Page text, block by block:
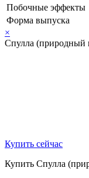
Побочные эффекты
Форма выпуска
×
Спулла (природный
Купить сейчас
Купить Спулла